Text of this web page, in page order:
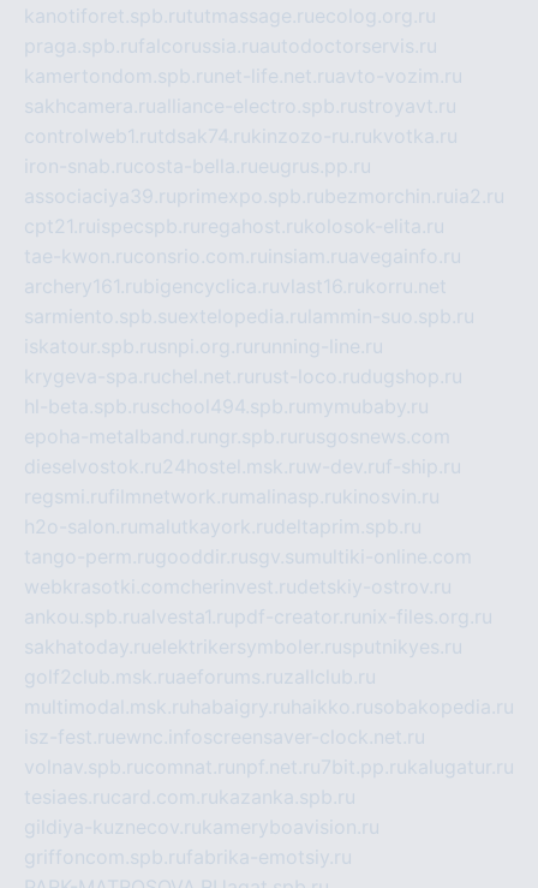
kanotiforet.spb.rututmassage.ruecolog.org.ru
praga.spb.rufalcorussia.ruautodoctorservis.ru
kamertondom.spb.ru net-life.net.ruavto-vozim.ru
sakhcamera.rualliance-electro.spb.rustroyavt.ru
controlweb1.rutdsak74.rukinzozo-ru.rukvotka.ru
iron-snab.rucosta-bella.rueugrus.pp.ru
associaciya39.ruprimexpo.spb.rubezmorchin.ru ia2.ru
cpt21.ru ispecspb.ru regahost.rukolosok-elita.ru
tae-kwon.ruconsrio.com.ru insiam.ruavegainfo.ru
archery161.rubigencyclica.ruvlast16.rukorru.net
sarmiento.spb.suextelopedia.ru lammin-suo.spb.ru
iskatour.spb.rusnpi.org.ru running-line.ru
krygeva-spa.ruchel.net.ru rust-loco.rudugshop.ru
hl-beta.spb.ruschool494.spb.ru mymubaby.ru
epoha-metalband.ru ngr.spb.ru rusgosnews.com
dieselvostok.ru24hostel.msk.ruw-dev.ruf-ship.ru
regsmi.rufilmnetwork.ru malinasp.rukinosvin.ru
h2o-salon.ru malutkayork.rudeltaprim.spb.ru
tango-perm.rugooddir.rusgv.su multiki-online.com
webkrasotki.comcherinvest.rudetskiy-ostrov.ru
ankou.spb.rualvesta1.rupdf-creator.ru nix-files.org.ru
sakhatoday.ruelektrikersymboler.rusputnikyes.ru
golf2club.msk.ruaeforums.ruzallclub.ru
multimodal.msk.ru habaigry.ru haikko.rusobakopedia.ru
isz-fest.ruewnc.infoscreensaver-clock.net.ru
volnav.spb.rucomnat.ru npf.net.ru7bit.pp.rukalugatur.ru
tesiaes.rucard.com.rukazanka.spb.ru
gildiya-kuznecov.rukameryboavision.ru
griffoncom.spb.rufabrika-emotsiy.ru